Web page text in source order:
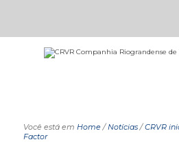
Você está em Home/Notícias/CRVR
Factor